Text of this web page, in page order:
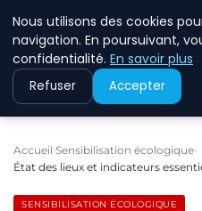
Accueil Sensibilisation écologique
État des lieux et indicateurs
SENSIBILISATION ÉCOLOGIQUE
Nous utilisons des cookies
navigation. En poursuivant,
confidentialité. En savoir plus
Refuser Accepter